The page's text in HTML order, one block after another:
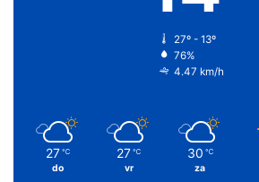
27º - 13º
76%
4.47 km/h
27 ℃
do
27 ℃
vr
30 ℃
za